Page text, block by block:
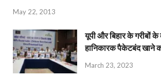
May 22, 2013
यूपी और बिहार के गरीबों के
हानिकारक पैकेटबंद खाने
March 23, 2023